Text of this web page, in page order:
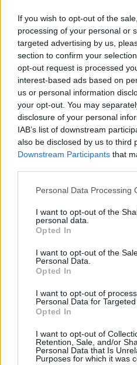
If you wish to opt-out of the
processing of your personal or
targeted advertising by us,
section to confirm your
opt-out request is processed
interest-based ads based on
us or personal information
your opt-out. You may
disclosure of your personal
IAB’s list of downstream
also be disclosed by us to third
Downstream Participants that
Personal Data Processing
I want to opt-out of the
personal data.
Opted In
I want to opt-out of the
Personal Data.
Opted In
I want to opt-out of
Personal Data for Targeted
Opted In
I want to opt-out of
Retention, Sale, and/or
Personal Data that Is
Purposes for which it was
Visi
Žiūrimiausi
Vaizdai iš tragiškos avarijos
Savaitės vidurys nusimato
32 laipsnių šilumos
Žinios | Orai
Nufilmavo, kaip patvino
vaizdas pribloškia
Žinios | Lietuvos diena